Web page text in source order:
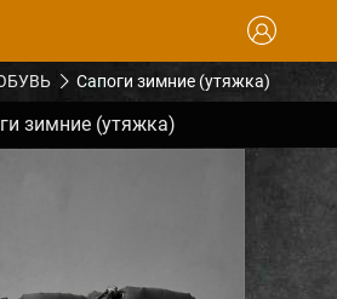
Сапоги зимние (утяжка)
зимние (утяжка)